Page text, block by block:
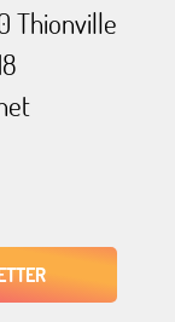
Thionville